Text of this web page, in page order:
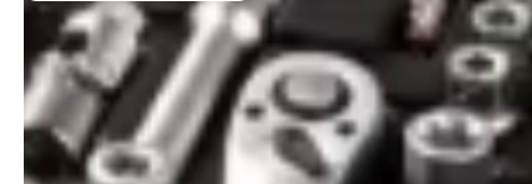
Louer une malette a outils entre
particuliers ou proposer une
malette a outils en location.
Poster une annonce